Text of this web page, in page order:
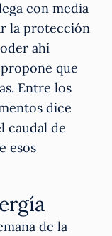
con media
la protección
ahí
que
Entre los
dice
caudal de
esos
de la